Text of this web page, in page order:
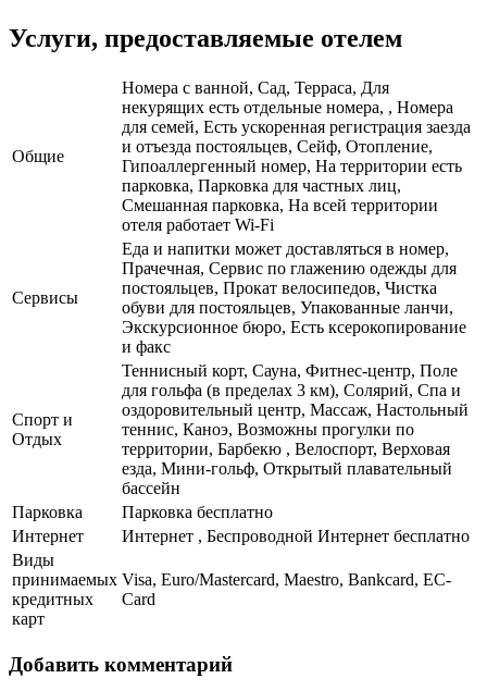
Услуги, предоставляемые отелем
Общие
Номера с ванной, Сад, Терраса, Для
некурящих есть отдельные номера, , Номера
для семей, Есть ускоренная регистрация заезда
и отъезда постояльцев, Сейф, Отопление,
Гипоаллергенный номер, На территории есть
парковка, Парковка для частных лиц,
Смешанная парковка, На всей территории
отеля работает Wi-Fi
Сервисы
Еда и напитки может доставляться в номер,
Прачечная, Сервис по глажению одежды для
постояльцев, Прокат велосипедов, Чистка
обуви для постояльцев, Упакованные ланчи,
Экскурсионное бюро, Есть ксерокопирование
и факс
Спорт и
Отдых
Теннисный корт, Сауна, Фитнес-центр, Поле
для гольфа (в пределах 3 км), Солярий, Спа и
оздоровительный центр, Массаж, Настольный
теннис, Каноэ, Возможны прогулки по
территории, Барбекю , Велоспорт, Верховая
езда, Мини-гольф, Открытый плавательный
бассейн
Парковка
Парковка бесплатно
Интернет
Интернет , Беспроводной Интернет бесплатно
Виды
принимаемых
кредитных
карт
Visa, Euro/Mastercard, Maestro, Bankcard, EC-
Card
Добавить комментарий